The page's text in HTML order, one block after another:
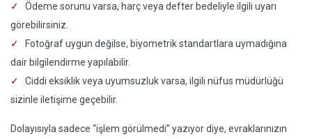
Ödeme sorunu varsa, harç veya defter bedeliyle ilgili uyarı
görebilirsiniz.
Fotoğraf uygun değilse, biyometrik standartlara uymadığına
dair bilgilendirme yapılabilir.
Ciddi eksiklik veya uyumsuzluk varsa, ilgili nüfus müdürlüğü
sizinle iletişime geçebilir.
Dolayısıyla sadece “işlem görülmedi” yazıyor diye, evraklarınızın